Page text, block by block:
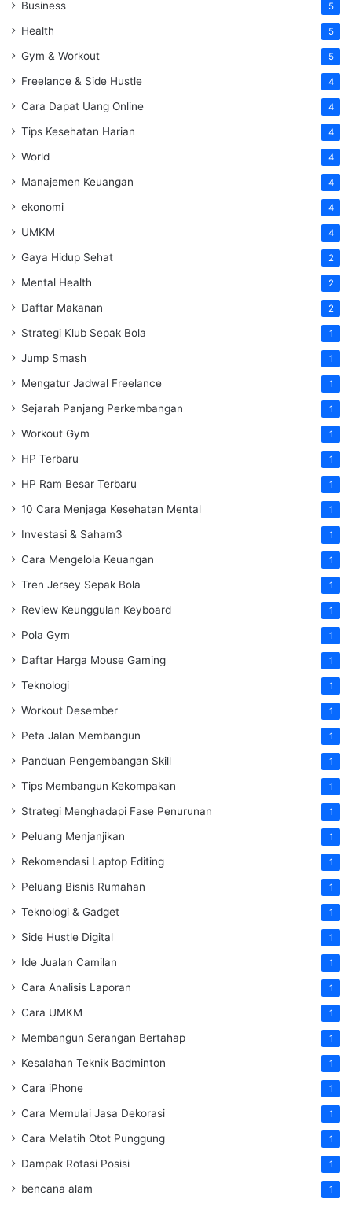
Business 5
Health 5
Gym & Workout 5
Freelance & Side Hustle 4
Cara Dapat Uang Online 4
Tips Kesehatan Harian 4
World 4
Manajemen Keuangan 4
ekonomi 4
UMKM 4
Gaya Hidup Sehat 2
Mental Health 2
Daftar Makanan 2
Strategi Klub Sepak Bola 1
Jump Smash 1
Mengatur Jadwal Freelance 1
Sejarah Panjang Perkembangan 1
Workout Gym 1
HP Terbaru 1
HP Ram Besar Terbaru 1
10 Cara Menjaga Kesehatan Mental 1
Investasi & Saham3 1
Cara Mengelola Keuangan 1
Tren Jersey Sepak Bola 1
Review Keunggulan Keyboard 1
Pola Gym 1
Daftar Harga Mouse Gaming 1
Teknologi 1
Workout Desember 1
Peta Jalan Membangun 1
Panduan Pengembangan Skill 1
Tips Membangun Kekompakan 1
Strategi Menghadapi Fase Penurunan 1
Peluang Menjanjikan 1
Rekomendasi Laptop Editing 1
Peluang Bisnis Rumahan 1
Teknologi & Gadget 1
Side Hustle Digital 1
Ide Jualan Camilan 1
Cara Analisis Laporan 1
Cara UMKM 1
Membangun Serangan Bertahap 1
Kesalahan Teknik Badminton 1
Cara iPhone 1
Cara Memulai Jasa Dekorasi 1
Cara Melatih Otot Punggung 1
Dampak Rotasi Posisi 1
bencana alam 1